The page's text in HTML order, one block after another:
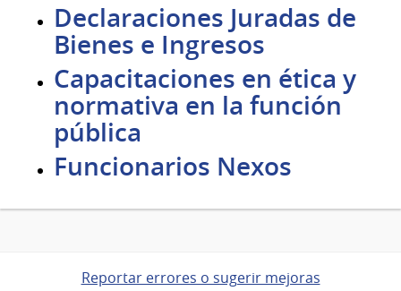
Declaraciones Juradas de
Bienes e Ingresos
Capacitaciones en ética y
normativa en la función
pública
Funcionarios Nexos
Reportar errores o sugerir mejoras